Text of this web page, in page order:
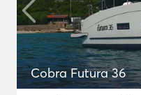
Cobra Futura 36